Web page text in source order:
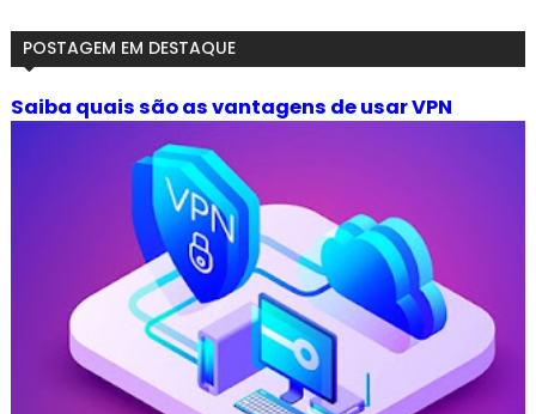
POSTAGEM EM DESTAQUE
Saiba quais são as vantagens de usar VPN